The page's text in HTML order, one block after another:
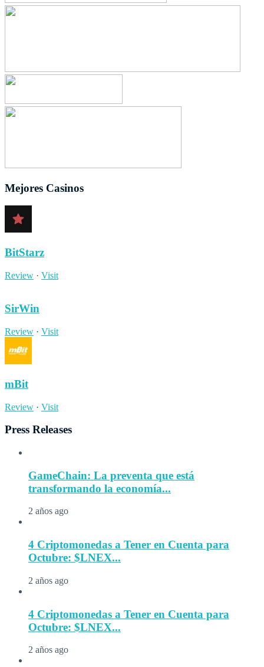
Mejores Casinos
BitStarz
Review · Visit
SirWin
Review · Visit
mBit
Review · Visit
Press Releases
GameChain: La preventa que está
transformando la economía...
2 años ago
4 Criptomonedas a Tener en Cuenta para
Octubre: $LNEX...
2 años ago
4 Criptomonedas a Tener en Cuenta para
Octubre: $LNEX...
2 años ago